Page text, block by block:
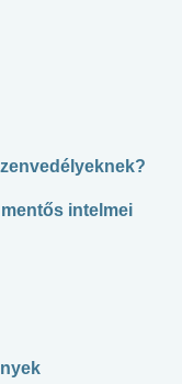
intelmei